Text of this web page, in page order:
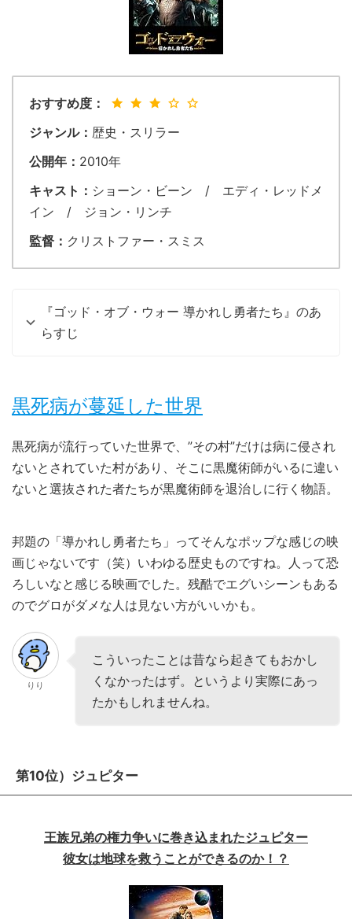
おすすめ度：
ジャンル： 歴史・スリラー
公開年： 2010年
キャスト： ショーン・ビーン / エディ・レッドメ
イン / ジョン・リンチ
監督： クリストファー・スミス
『ゴッド・オブ・ウォー 導かれし勇者たち』のあ
らすじ
黒死病が蔓延した世界
黒死病が流行っていた世界で、”その村”だけは病に侵され
ないとされていた村があり、そこに黒魔術師がいるに違い
ないと選抜された者たちが黒魔術師を退治しに行く物語。
邦題の「導かれし勇者たち」ってそんなポップな感じの映
画じゃないです（笑）いわゆる歴史ものですね。人って恐
ろしいなと感じる映画でした。残酷でエグいシーンもある
のでグロがダメな人は見ない方がいいかも。
りり
こういったことは昔なら起きてもおかし
くなかったはず。というより実際にあっ
たかもしれませんね。
第10位）ジュピター
王族兄弟の権力争いに巻き込まれたジュピター
彼女は地球を救うことができるのか！？